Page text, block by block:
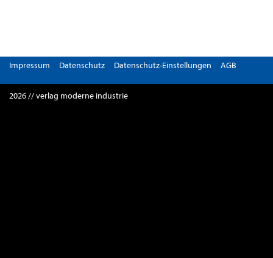
Impressum Datenschutz Datenschutz-Einstellungen AGB
2026 // verlag moderne industrie